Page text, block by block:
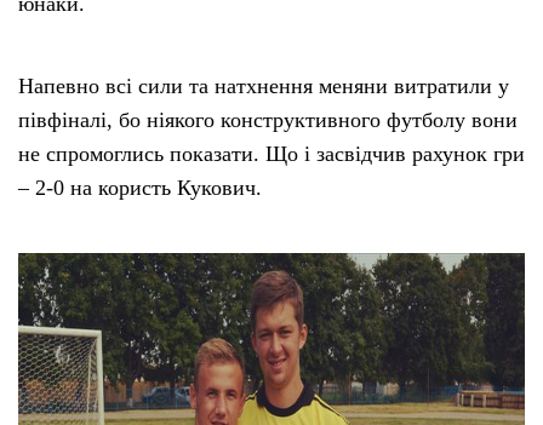
Напевно всі сили та натхнення меняни витратили у
півфіналі, бо ніякого конструктивного футболу вони
не спромоглись показати. Що і засвідчив рахунок гри
– 2-0 на користь Кукович.